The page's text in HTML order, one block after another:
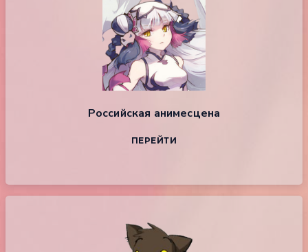
Российская анимесцена
ПЕРЕЙТИ